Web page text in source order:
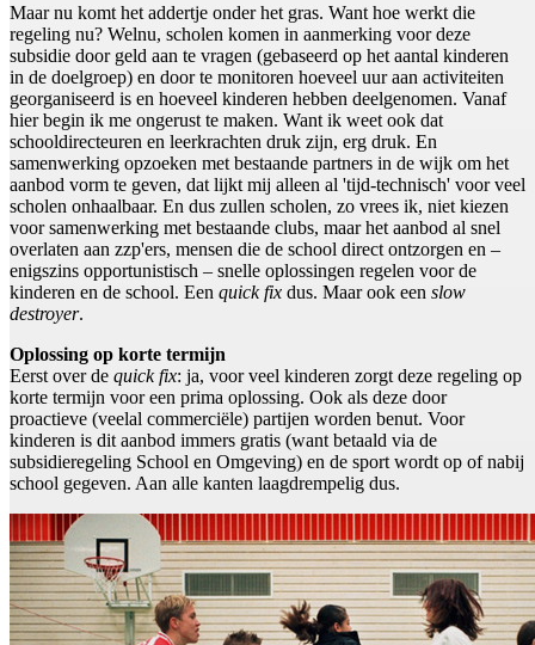
Maar nu komt het addertje onder het gras. Want hoe werkt die
regeling nu? Welnu, scholen komen in aanmerking voor deze
subsidie door geld aan te vragen (gebaseerd op het aantal kinderen
in de doelgroep) en door te monitoren hoeveel uur aan activiteiten
georganiseerd is en hoeveel kinderen hebben deelgenomen. Vanaf
hier begin ik me ongerust te maken. Want ik weet ook dat
schooldirecteuren en leerkrachten druk zijn, erg druk. En
samenwerking opzoeken met bestaande partners in de wijk om het
aanbod vorm te geven, dat lijkt mij alleen al 'tijd-technisch' voor veel
scholen onhaalbaar. En dus zullen scholen, zo vrees ik, niet kiezen
voor samenwerking met bestaande clubs, maar het aanbod al snel
overlaten aan zzp'ers, mensen die de school direct ontzorgen en –
enigszins opportunistisch – snelle oplossingen regelen voor de
kinderen en de school. Een quick fix dus. Maar ook een slow
destroyer.
Oplossing op korte termijn
Eerst over de quick fix: ja, voor veel kinderen zorgt deze regeling op
korte termijn voor een prima oplossing. Ook als deze door
proactieve (veelal commerciële) partijen worden benut. Voor
kinderen is dit aanbod immers gratis (want betaald via de
subsidieregeling School en Omgeving) en de sport wordt op of nabij
school gegeven. Aan alle kanten laagdrempelig dus.